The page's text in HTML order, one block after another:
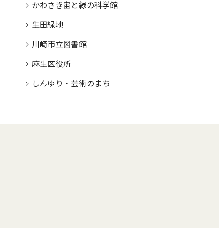
かわさき宙と緑の科学館
生田緑地
川崎市立図書館
麻生区役所
しんゆり・芸術のまち